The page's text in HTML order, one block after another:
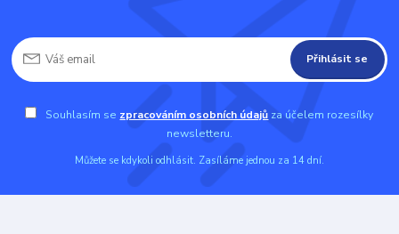
Přihlásit se
Souhlasím se zpracováním osobních údajů za účelem rozesílky
newsletteru.
Můžete se kdykoli odhlásit. Zasíláme jednou za 14 dní.